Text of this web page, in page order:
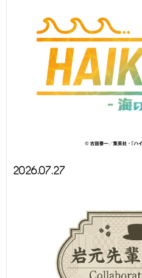
2026.07.27